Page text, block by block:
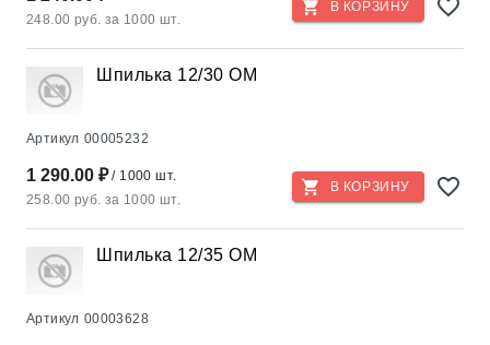
248.00 руб. за 1000 шт.
В КОРЗИНУ
Шпилька 12/30 ОМ
Артикул 00005232
1 290.00 ₽/ 1000 шт.
258.00 руб. за 1000 шт.
В КОРЗИНУ
Шпилька 12/35 ОМ
Артикул 00003628